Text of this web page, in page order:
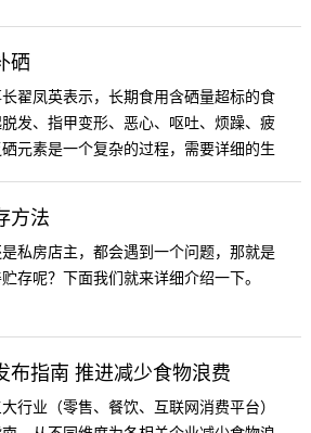
硒
翟凤英表示，长期食用含硒量超标的食
发、指甲变形、恶心、呕吐、烦躁、疲
元素是一个复杂的过程，需要详细的生
方法
私房店主，都会遇到一个问题，那就是
存呢？下面我们就来详细介绍一下。
布指南 推进减少食物浪费
行业（零售、餐饮、互联网消费平台）